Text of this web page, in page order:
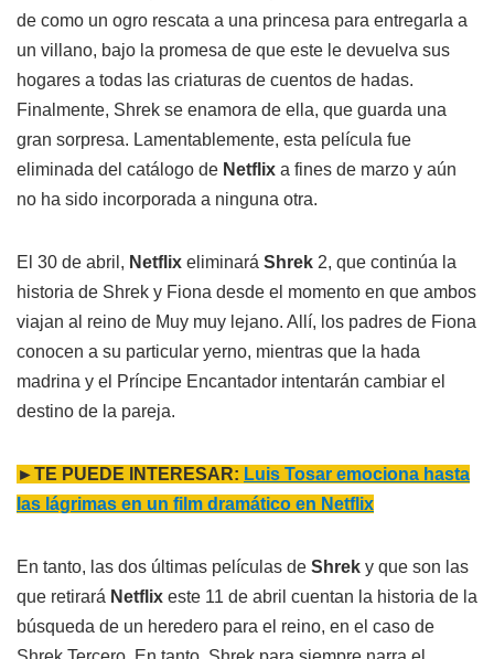
de como un ogro rescata a una princesa para entregarla a
un villano, bajo la promesa de que este le devuelva sus
hogares a todas las criaturas de cuentos de hadas.
Finalmente, Shrek se enamora de ella, que guarda una
gran sorpresa. Lamentablemente, esta película fue
eliminada del catálogo de Netflix a fines de marzo y aún
no ha sido incorporada a ninguna otra.
El 30 de abril, Netflix eliminará Shrek 2, que continúa la
historia de Shrek y Fiona desde el momento en que ambos
viajan al reino de Muy muy lejano. Allí, los padres de Fiona
conocen a su particular yerno, mientras que la hada
madrina y el Príncipe Encantador intentarán cambiar el
destino de la pareja.
►TE PUEDE INTERESAR: Luis Tosar emociona hasta
las lágrimas en un film dramático en Netflix
En tanto, las dos últimas películas de Shrek y que son las
que retirará Netflix este 11 de abril cuentan la historia de la
búsqueda de un heredero para el reino, en el caso de